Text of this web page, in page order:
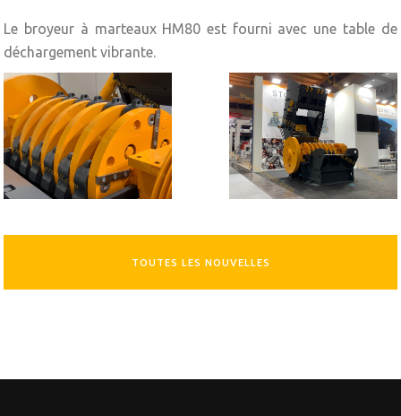
Le broyeur à marteaux HM80 est fourni avec une table de
déchargement vibrante.
TOUTES LES NOUVELLES